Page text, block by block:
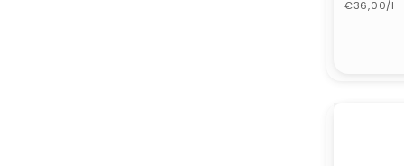
Preis
Grundpreis
€36,00/l